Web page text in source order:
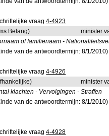
vraag4-4923
Belang)
minister
of familienaam -
van de antwoordtermijn: 8/1/2010)
vraag4-4926
minister
klachten - Vervolgingen - Straffen
van de antwoordtermijn: 8/1/2010)
vraag4-4928